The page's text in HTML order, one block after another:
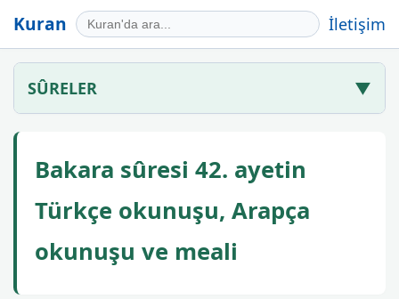
Kuran İletişim
SÛRELER ▼
Bakara sûresi 42. ayetin
Türkçe okunuşu, Arapça
okunuşu ve meali